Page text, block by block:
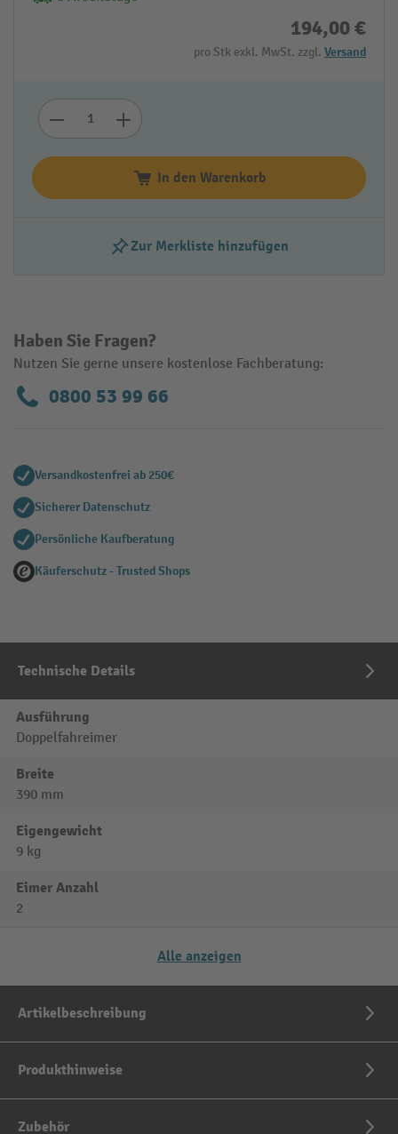
194,00 €
pro Stk exkl. MwSt. zzgl. Versand
In den Warenkorb
Zur Merkliste hinzufügen
Haben Sie Fragen?
Nutzen Sie gerne unsere kostenlose Fachberatung:
0800 53 99 66
Versandkostenfrei ab 250€
Sicherer Datenschutz
Persönliche Kaufberatung
Käuferschutz - Trusted Shops
Technische Details
Ausführung
Doppelfahreimer
Breite
390 mm
Eigengewicht
9 kg
Eimer Anzahl
2
Alle anzeigen
Artikelbeschreibung
Produkthinweise
Zubehör